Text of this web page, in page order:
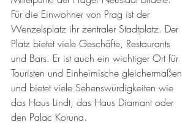
Für die Einwohner von Prag ist der
Wenzelsplatz ihr zentraler Stadtplatz. Der
Platz bietet viele Geschäfte, Restaurants
und Bars. Er ist auch ein wichtiger Ort für
Touristen und Einheimische gleichermaßen
und bietet viele Sehenswürdigkeiten wie
das Haus Lindt, das Haus Diamant oder
den Palac Koruna.